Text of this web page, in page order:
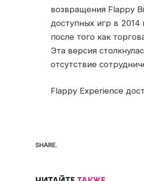
возвращения Flappy
доступных игр в 2014
после того как
Эта версия
отсутствие
Flappy Experience
SHARE.